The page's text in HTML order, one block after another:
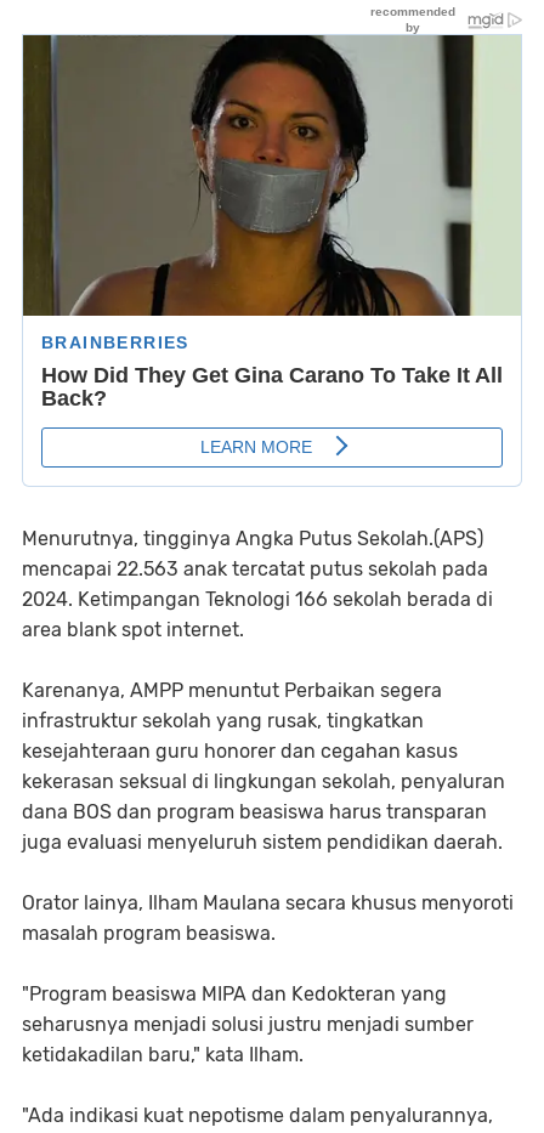
Menurutnya, tingginya Angka Putus Sekolah.(APS)
mencapai 22.563 anak tercatat putus sekolah pada
2024. Ketimpangan Teknologi 166 sekolah berada di
area blank spot internet.
Karenanya, AMPP menuntut Perbaikan segera
infrastruktur sekolah yang rusak, tingkatkan
kesejahteraan guru honorer dan cegahan kasus
kekerasan seksual di lingkungan sekolah, penyaluran
dana BOS dan program beasiswa harus transparan
juga evaluasi menyeluruh sistem pendidikan daerah.
Orator lainya, Ilham Maulana secara khusus menyoroti
masalah program beasiswa.
"Program beasiswa MIPA dan Kedokteran yang
seharusnya menjadi solusi justru menjadi sumber
ketidakadilan baru," kata Ilham.
"Ada indikasi kuat nepotisme dalam penyalurannya,